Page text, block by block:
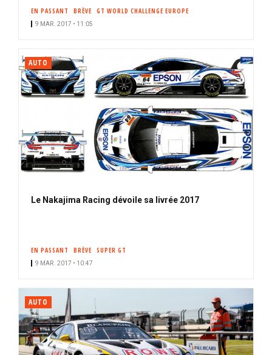
EN PASSANT BRÈVE GT WORLD CHALLENGE EUROPE
9 MAR. 2017 • 11:05
AUTO
Le Nakajima Racing dévoile sa livrée 2017
EN PASSANT BRÈVE SUPER GT
9 MAR. 2017 • 10:47
AUTO